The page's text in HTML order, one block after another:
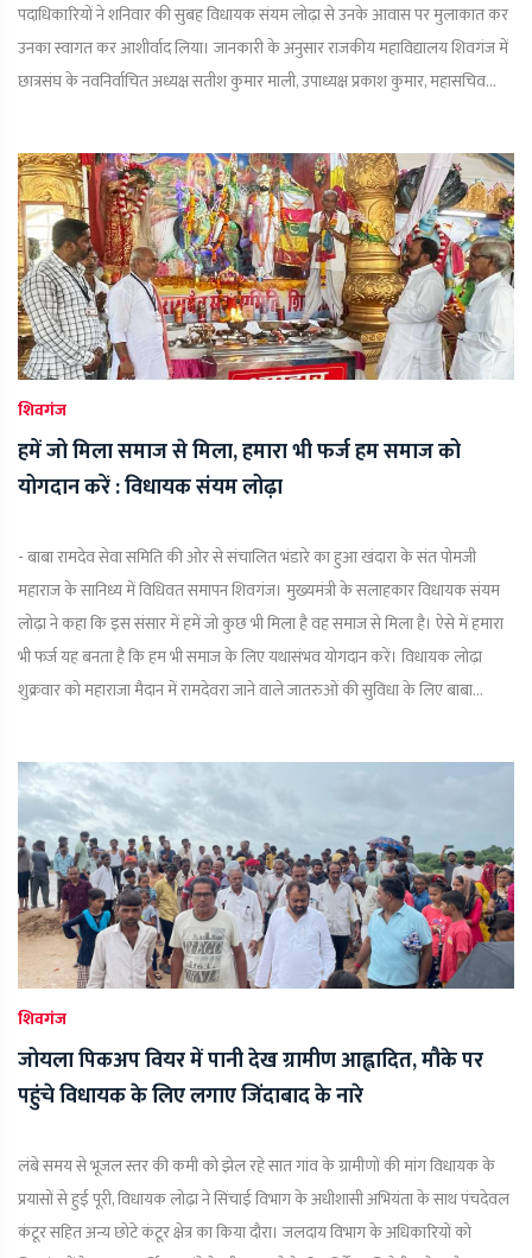
पदाधिकारियों ने शनिवार की सुबह विधायक संयम लोढ़ा से उनके आवास पर मुलाकात कर
उनका स्वागत कर आशीर्वाद लिया। जानकारी के अनुसार राजकीय महाविद्यालय शिवगंज में
छात्रसंघ के नवनिर्वाचित अध्यक्ष सतीश कुमार माली, उपाध्यक्ष प्रकाश कुमार, महासचिव...
शिवगंज
हमें जो मिला समाज से मिला, हमारा भी फर्ज हम समाज को
योगदान करें : विधायक संयम लोढ़ा
- बाबा रामदेव सेवा समिति की ओर से संचालित भंडारे का हुआ खंदारा के संत पोमजी
महाराज के सानिध्य में विधिवत समापन शिवगंज। मुख्यमंत्री के सलाहकार विधायक संयम
लोढ़ा ने कहा कि इस संसार में हमें जो कुछ भी मिला है वह समाज से मिला है। ऐसे में हमारा
भी फर्ज यह बनता है कि हम भी समाज के लिए यथासंभव योगदान करें। विधायक लोढ़ा
शुक्रवार को महाराजा मैदान में रामदेवरा जाने वाले जातरुओं की सुविधा के लिए बाबा...
शिवगंज
जोयला पिकअप वियर में पानी देख ग्रामीण आह्लादित, मौके पर
पहुंचे विधायक के लिए लगाए जिंदाबाद के नारे
लंबे समय से भूजल स्तर की कमी को झेल रहे सात गांव के ग्रामीणों की मांग विधायक के
प्रयासों से हुई पूरी, विधायक लोढ़ा ने सिंचाई विभाग के अधीशासी अभियंता के साथ पंचदेवल
कंटूर सहित अन्य छोटे कंटूर क्षेत्र का किया दौरा। जलदाय विभाग के अधिकारियों को